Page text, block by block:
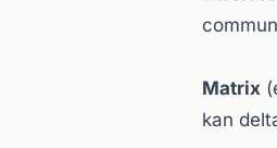
Matrix
kan